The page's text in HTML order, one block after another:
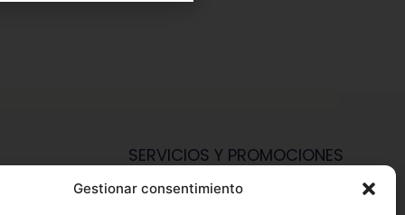
Gestionar consentimiento
SERVICIOS Y PROMOCIONES
Hazte Miembro Herbalife